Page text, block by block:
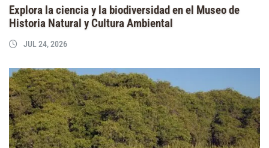
Explora la ciencia y la biodiversidad en el Museo de
Historia Natural y Cultura Ambiental
JUL 24, 2026